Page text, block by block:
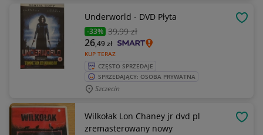
Underworld - DVD Płyta
-33% 39,99 zł
KUP TERAZ
26,49zł
CZĘSTO SPRZEDAJE
SPRZEDAJĄCY: OSOBA PRYWATNA
Szczecin
Wilkołak Lon Chaney jr dvd pl
zremasterowany nowy